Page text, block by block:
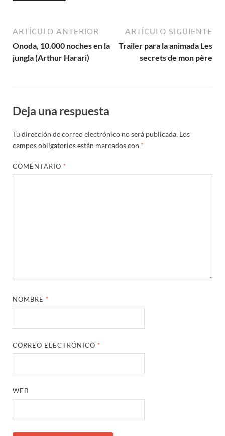
ARTÍCULO ANTERIOR
Onoda, 10.000 noches en la
jungla (Arthur Harari)
ARTÍCULO SIGUIENTE
Trailer para la animada Les
secrets de mon père
Deja una respuesta
Tu dirección de correo electrónico no será publicada. Los
campos obligatorios están marcados con *
COMENTARIO *
NOMBRE *
CORREO ELECTRÓNICO *
WEB